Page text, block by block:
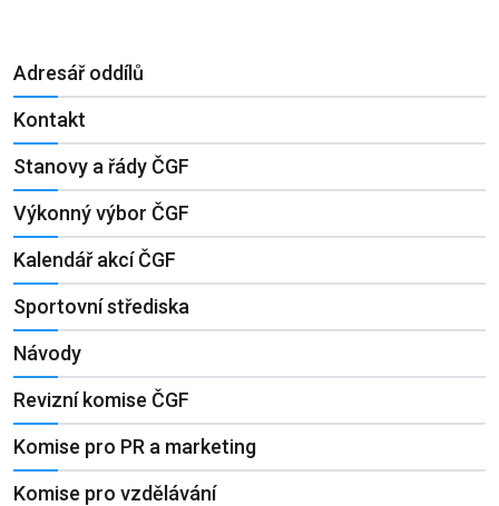
Adresář oddílů
Kontakt
Stanovy a řády ČGF
Výkonný výbor ČGF
Kalendář akcí ČGF
Sportovní střediska
Návody
Revizní komise ČGF
Komise pro PR a marketing
Komise pro vzdělávání